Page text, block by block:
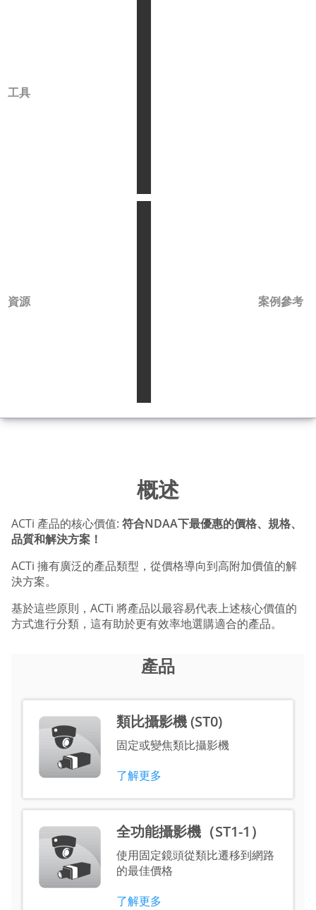
工具
資源 案例參考
概述
ACTi 產品的核心價值: 符合NDAA下最優惠的價格、規格、
品質和解決方案！
ACTi 擁有廣泛的產品類型，從價格導向到高附加價值的解
決方案。
基於這些原則，ACTi 將產品以最容易代表上述核心價值的
方式進行分類，這有助於更有效率地選購適合的產品。
產品
類比攝影機 (ST0)
固定或變焦類比攝影機
了解更多
全功能攝影機（ST1-1）
使用固定鏡頭從類比遷移到網路
的最佳價格
了解更多